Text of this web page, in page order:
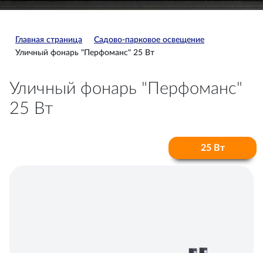
Главная страница
Садово-парковое освещение
Уличный фонарь "Перфоманс" 25 Вт
Уличный фонарь "Перфоманс"
25 Вт
25 Вт